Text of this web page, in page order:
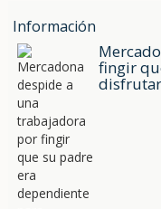
Información
fingir